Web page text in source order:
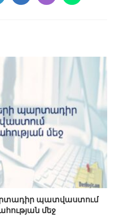
պատվաստում
մեջ